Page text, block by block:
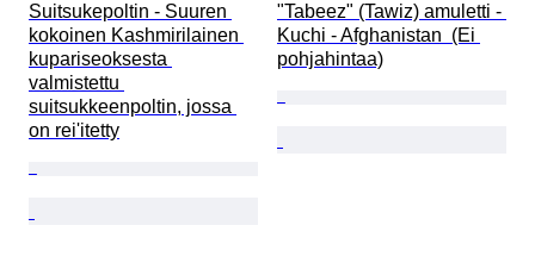
Suitsukepoltin - Suuren
kokoinen Kashmirilainen
kupariseoksesta
valmistettu
suitsukkeenpoltin, jossa
on rei'itetty
"Tabeez" (Tawiz) amuletti -
Kuchi - Afghanistan  (Ei
pohjahintaa)